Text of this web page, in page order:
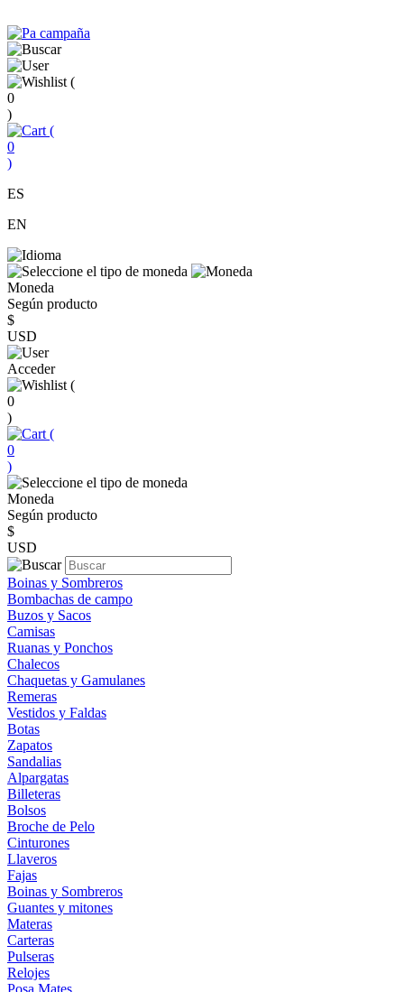
(
0
)
(
0
)
ES
EN
Moneda
Según producto
$
USD
Acceder
(
0
)
(
0
)
Moneda
Según producto
$
USD
Boinas y Sombreros
Bombachas de campo
Buzos y Sacos
Camisas
Ruanas y Ponchos
Chalecos
Chaquetas y Gamulanes
Remeras
Vestidos y Faldas
Botas
Zapatos
Sandalias
Alpargatas
Billeteras
Bolsos
Broche de Pelo
Cinturones
Llaveros
Fajas
Boinas y Sombreros
Guantes y mitones
Materas
Carteras
Pulseras
Relojes
Posa Mates